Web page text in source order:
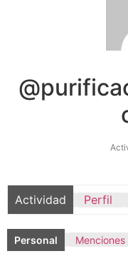
Actividad Perfil
Personal Menciones